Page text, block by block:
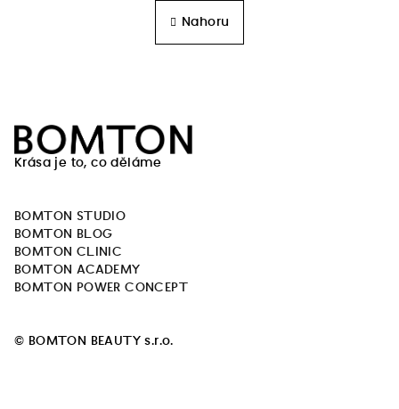
ln
k
o
Nahoru
Krása je to, co děláme
BOMTON STUDIO
BOMTON BLOG
BOMTON CLINIC
BOMTON ACADEMY
BOMTON POWER CONCEPT
© BOMTON BEAUTY s.r.o.